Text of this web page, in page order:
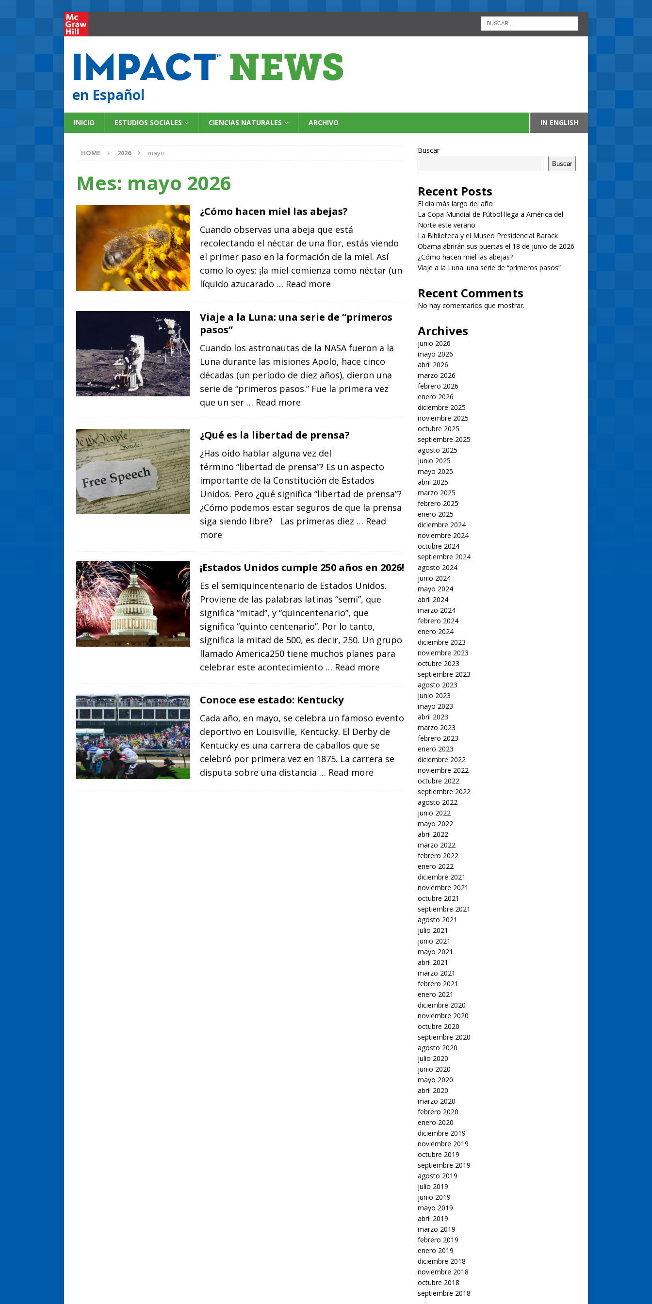
en Español
INICIO ESTUDIOS SOCIALES CIENCIAS NATURALES ARCHIVO IN ENGLISH
HOME 2026 mayo
Mes: mayo 2026
¿Cómo hacen miel las abejas?
Cuando observas una abeja que está
recolectando el néctar de una flor, estás viendo
el primer paso en la formación de la miel. Así
como lo oyes: ¡la miel comienza como néctar (un
líquido azucarado … Read more
Viaje a la Luna: una serie de “primeros
pasos”
Cuando los astronautas de la NASA fueron a la
Luna durante las misiones Apolo, hace cinco
décadas (un período de diez años), dieron una
serie de “primeros pasos.” Fue la primera vez
que un ser … Read more
¿Qué es la libertad de prensa?
¿Has oído hablar alguna vez del
término “libertad de prensa”? Es un aspecto
importante de la Constitución de Estados
Unidos. Pero ¿qué significa “libertad de prensa”?
¿Cómo podemos estar seguros de que la prensa
siga siendo libre? Las primeras diez … Read
more
¡Estados Unidos cumple 250 años en 2026!
Es el semiquincentenario de Estados Unidos.
Proviene de las palabras latinas “semi”, que
significa “mitad”, y “quincentenario”, que
significa “quinto centenario”. Por lo tanto,
significa la mitad de 500, es decir, 250. Un grupo
llamado America250 tiene muchos planes para
celebrar este acontecimiento … Read more
Conoce ese estado: Kentucky
Cada año, en mayo, se celebra un famoso evento
deportivo en Louisville, Kentucky. El Derby de
Kentucky es una carrera de caballos que se
celebró por primera vez en 1875. La carrera se
disputa sobre una distancia … Read more
Buscar
Buscar
Recent Posts
El día más largo del año
La Copa Mundial de Fútbol llega a América del
Norte este verano
La Biblioteca y el Museo Presidencial Barack
Obama abrirán sus puertas el 18 de junio de 2026
¿Cómo hacen miel las abejas?
Viaje a la Luna: una serie de “primeros pasos”
Recent Comments
No hay comentarios que mostrar.
Archives
junio 2026
mayo 2026
abril 2026
marzo 2026
febrero 2026
enero 2026
diciembre 2025
noviembre 2025
octubre 2025
septiembre 2025
agosto 2025
junio 2025
mayo 2025
abril 2025
marzo 2025
febrero 2025
enero 2025
diciembre 2024
noviembre 2024
octubre 2024
septiembre 2024
agosto 2024
junio 2024
mayo 2024
abril 2024
marzo 2024
febrero 2024
enero 2024
diciembre 2023
noviembre 2023
octubre 2023
septiembre 2023
agosto 2023
junio 2023
mayo 2023
abril 2023
marzo 2023
febrero 2023
enero 2023
diciembre 2022
noviembre 2022
octubre 2022
septiembre 2022
agosto 2022
junio 2022
mayo 2022
abril 2022
marzo 2022
febrero 2022
enero 2022
diciembre 2021
noviembre 2021
octubre 2021
septiembre 2021
agosto 2021
julio 2021
junio 2021
mayo 2021
abril 2021
marzo 2021
febrero 2021
enero 2021
diciembre 2020
noviembre 2020
octubre 2020
septiembre 2020
agosto 2020
julio 2020
junio 2020
mayo 2020
abril 2020
marzo 2020
febrero 2020
enero 2020
diciembre 2019
noviembre 2019
octubre 2019
septiembre 2019
agosto 2019
julio 2019
junio 2019
mayo 2019
abril 2019
marzo 2019
febrero 2019
enero 2019
diciembre 2018
noviembre 2018
octubre 2018
septiembre 2018